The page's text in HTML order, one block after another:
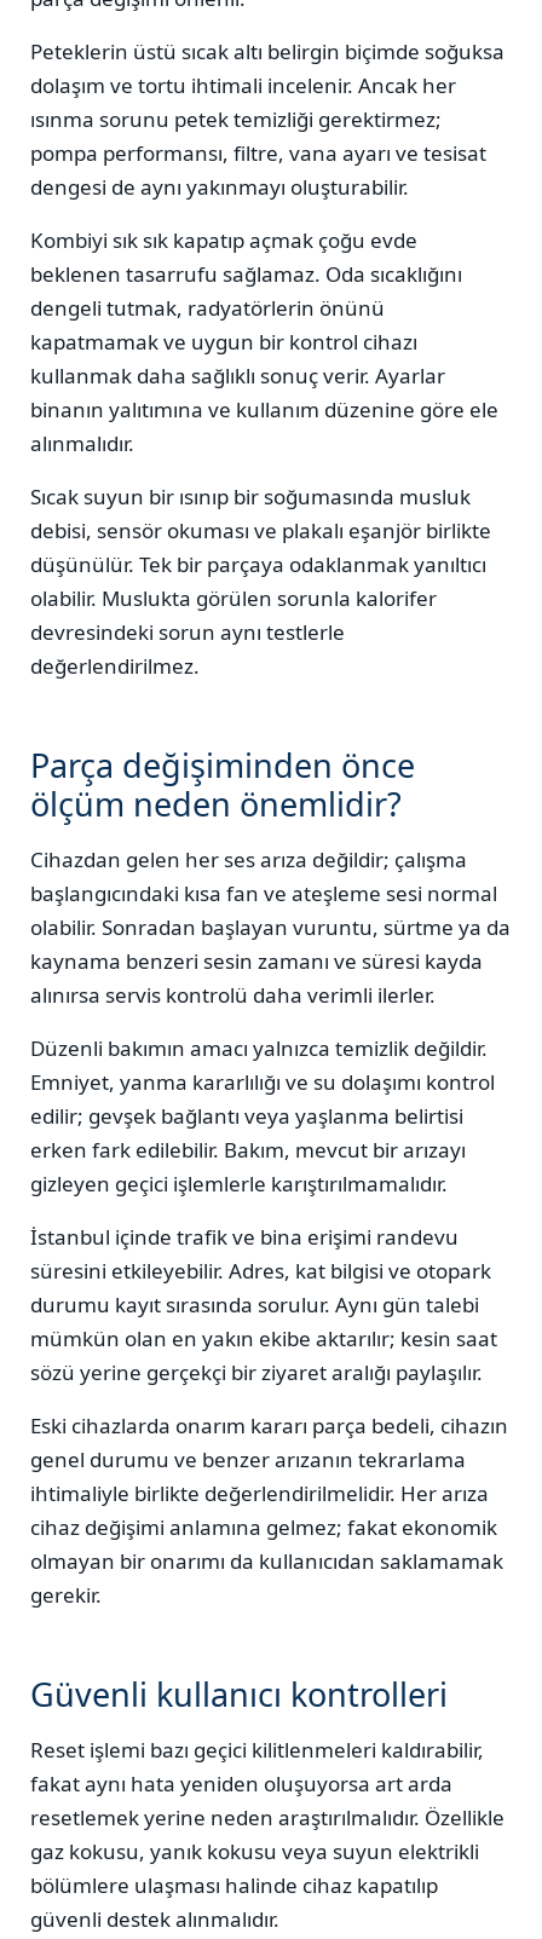
Peteklerin üstü sıcak altı belirgin biçimde soğuksa
dolaşım ve tortu ihtimali incelenir. Ancak her
ısınma sorunu petek temizliği gerektirmez;
pompa performansı, filtre, vana ayarı ve tesisat
dengesi de aynı yakınmayı oluşturabilir.
Kombiyi sık sık kapatıp açmak çoğu evde
beklenen tasarrufu sağlamaz. Oda sıcaklığını
dengeli tutmak, radyatörlerin önünü
kapatmamak ve uygun bir kontrol cihazı
kullanmak daha sağlıklı sonuç verir. Ayarlar
binanın yalıtımına ve kullanım düzenine göre ele
alınmalıdır.
Sıcak suyun bir ısınıp bir soğumasında musluk
debisi, sensör okuması ve plakalı eşanjör birlikte
düşünülür. Tek bir parçaya odaklanmak yanıltıcı
olabilir. Muslukta görülen sorunla kalorifer
devresindeki sorun aynı testlerle
değerlendirilmez.
Parça değişiminden önce
ölçüm neden önemlidir?
Cihazdan gelen her ses arıza değildir; çalışma
başlangıcındaki kısa fan ve ateşleme sesi normal
olabilir. Sonradan başlayan vuruntu, sürtme ya da
kaynama benzeri sesin zamanı ve süresi kayda
alınırsa servis kontrolü daha verimli ilerler.
Düzenli bakımın amacı yalnızca temizlik değildir.
Emniyet, yanma kararlılığı ve su dolaşımı kontrol
edilir; gevşek bağlantı veya yaşlanma belirtisi
erken fark edilebilir. Bakım, mevcut bir arızayı
gizleyen geçici işlemlerle karıştırılmamalıdır.
İstanbul içinde trafik ve bina erişimi randevu
süresini etkileyebilir. Adres, kat bilgisi ve otopark
durumu kayıt sırasında sorulur. Aynı gün talebi
mümkün olan en yakın ekibe aktarılır; kesin saat
sözü yerine gerçekçi bir ziyaret aralığı paylaşılır.
Eski cihazlarda onarım kararı parça bedeli, cihazın
genel durumu ve benzer arızanın tekrarlama
ihtimaliyle birlikte değerlendirilmelidir. Her arıza
cihaz değişimi anlamına gelmez; fakat ekonomik
olmayan bir onarımı da kullanıcıdan saklamamak
gerekir.
Güvenli kullanıcı kontrolleri
Reset işlemi bazı geçici kilitlenmeleri kaldırabilir,
fakat aynı hata yeniden oluşuyorsa art arda
resetlemek yerine neden araştırılmalıdır. Özellikle
gaz kokusu, yanık kokusu veya suyun elektrikli
bölümlere ulaşması halinde cihaz kapatılıp
güvenli destek alınmalıdır.